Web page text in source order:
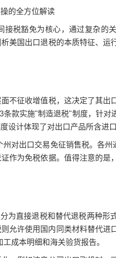
的全方位解读
税豁免为核心，通过复杂的
美国出口退税的本质特征、运
征收增值税，这决定了其出
款实施"制造退税"制度，针对
设计体现了对出口产品所含进
出口交易免征销售税。各州
作为免税依据。值得注意的是
直接退税和替代退税两种形
允许使用国内同类材料替代进
成本明细和海关验货报告。